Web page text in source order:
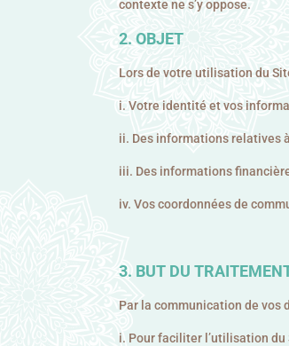
contexte ne s’y oppose.
OBJET
Lors de votre utilisation du
i. Votre identité et vos
ii. Des informations relatives
iii. Des informations
iv. Vos coordonnées de
BUT DU
Par la communication de vos
i. Pour faciliter l’utilisation du